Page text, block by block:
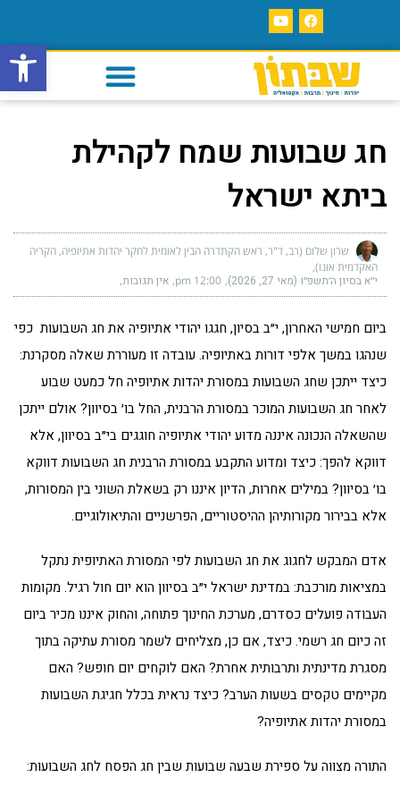
פתח
חג שבועות שמח לקהילת
ביתא ישראל
שרון שלום (רב, ד"ר, ראש הקתדרה הבין לאומית לחקר יהדות אתיופיה, הקריה
האקדמית אונו)
י״א בסיון ה׳תשפ״ו (מאי 27, 2026) 12:00 pm אין תגובות
ביום חמישי האחרון, י״ב בסיון, חגגו יהודי אתיופיה את חג השבועות כפי
שנהגו במשך אלפי דורות באתיופיה. עובדה זו מעוררת שאלה מסקרנת:
כיצד ייתכן שחג השבועות במסורת יהדות אתיופיה חל כמעט שבוע
לאחר חג השבועות המוכר במסורת הרבנית, החל בו׳ בסיוון? אולם ייתכן
שהשאלה הנכונה איננה מדוע יהודי אתיופיה חוגגים בי״ב בסיוון, אלא
דווקא להפך: כיצד ומדוע התקבע במסורת הרבנית חג השבועות דווקא
בו׳ בסיוון? במילים אחרות, הדיון איננו רק בשאלת השוני בין המסורות,
אלא בבירור מקורותיהן ההיסטוריים, הפרשניים והתיאולוגיים.
אדם המבקש לחגוג את חג השבועות לפי המסורת האתיופית נתקל
במציאות מורכבת: במדינת ישראל י״ב בסיוון הוא יום חול רגיל. מקומות
העבודה פועלים כסדרם, מערכת החינוך פתוחה, והחוק איננו מכיר ביום
זה כיום חג רשמי. כיצד, אם כן, מצליחים לשמר מסורת עתיקה בתוך
מסגרת מדינתית ותרבותית אחרת? האם לוקחים יום חופש? האם
מקיימים טקסים בשעות הערב? כיצד נראית בכלל חגיגת השבועות
במסורת יהדות אתיופיה?
התורה מצווה על ספירת שבעה שבועות שבין חג הפסח לחג השבועות: